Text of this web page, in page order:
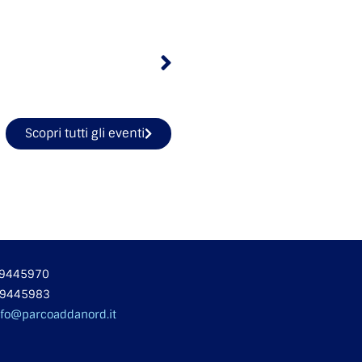
Scopri tutti gli eventi